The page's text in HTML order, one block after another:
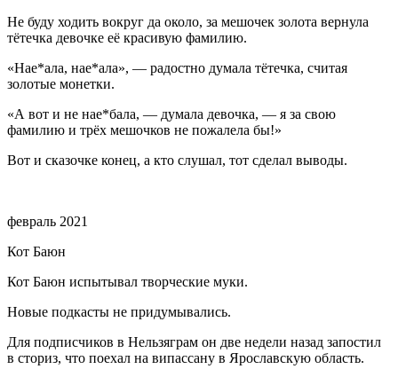
Не буду ходить вокруг да около, за мешочек золота вернула
тётечка девочке её красивую фамилию.
«Нае*ала, нае*ала», — радостно думала тётечка, считая
золотые монетки.
«А вот и не нае*бала, — думала девочка, — я за свою
фамилию и трёх мешочков не пожалела бы!»
Вот и сказочке конец, а кто слушал, тот сделал выводы.
февраль 2021
Кот Баюн
Кот Баюн испытывал творческие муки.
Новые подкасты не придумывались.
Для подписчиков в Нельзяграм он две недели назад запостил
в сториз, что поехал на випассану в Ярославскую область.